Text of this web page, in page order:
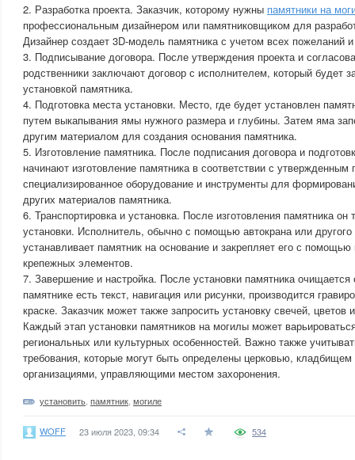
2. Разработка проекта. Заказчик, которому нужны памятники на
профессиональным дизайнером или памятниковщиком для
Дизайнер создает 3D-модель памятника с учетом всех пожеланий и
3. Подписывание договора. После утверждения проекта и
родственники заключают договор с исполнителем, который будет
установкой памятника.
4. Подготовка места установки. Место, где будет установлен
путем выкапывания ямы нужного размера и глубины. Затем яма
другим материалом для создания основания памятника.
5. Изготовление памятника. После подписания договора и
начинают изготовление памятника в соответствии с
специализированное оборудование и инструменты для
других материалов памятника.
6. Транспортировка и установка. После изготовления памятника он
установки. Исполнитель, обычно с помощью автокрана или
устанавливает памятник на основание и закрепляет его с
крепежных элементов.
7. Завершение и настройка. После установки памятника
памятнике есть текст, навигация или рисунки, производится
краске. Заказчик может также запросить установку свечей, цветов
Каждый этап установки памятников на могилы может
региональных или культурных особенностей. Важно также
требования, которые могут быть определены церковью,
организациями, управляющими местом захоронения.
установить памятник могиле
WOFF 23 июля 2023, 09:34 534